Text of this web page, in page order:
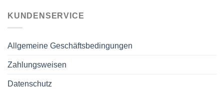
KUNDENSERVICE
Allgemeine Geschäftsbedingungen
Zahlungsweisen
Datenschutz